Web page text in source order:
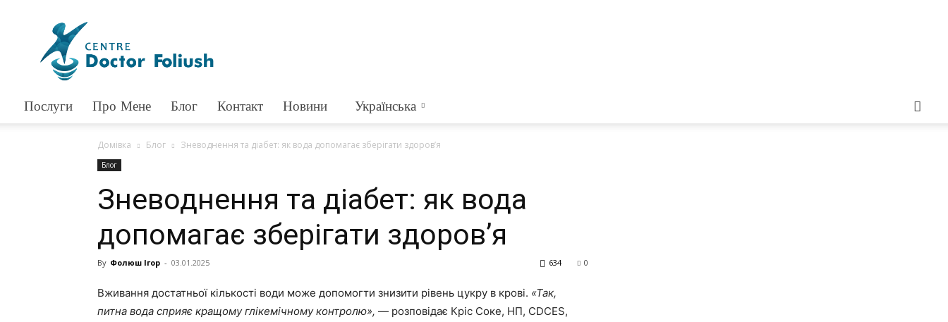
Послуги Про Мене Блог Контакт Новини Українська
Домівка Блог Зневоднення та діабет: як вода допомагає зберігати здоров’я
Блог
Зневоднення та діабет: як вода
допомагає зберігати здоров’я
By Фолюш Ігор - 03.01.2025 0
634
Вживання достатньої кількості води може допомогти знизити рівень цукру в крові. «Так,
питна вода сприяє кращому глікемічному контролю», — розповідає Кріс Соке, НП, CDCES,